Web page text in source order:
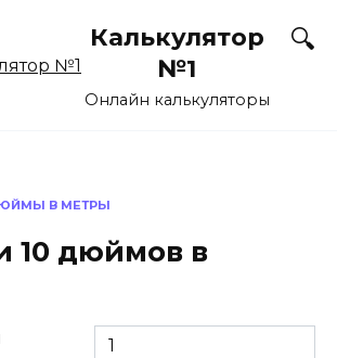
Калькулятор
№1
Онлайн калькуляторы
В МЕТРЫ
10 дюймов в